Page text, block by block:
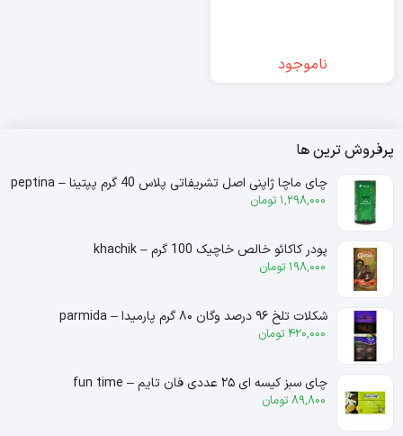
ناموجود
پرفروش ترین ها
چای ماچا ژاپنی اصل تشریفاتی پلاس 40 گرم پپتینا – peptina
1,298,000 تومان
پودر کاکائو خالص خاچیک 100 گرم – khachik
198,000 تومان
شکلات تلخ ۹۶ درصد وگان ۸۰ گرم پارمیدا – parmida
420,000 تومان
چای سبز کیسه ای ۲۵ عددی فان تایم – fun time
89,800 تومان